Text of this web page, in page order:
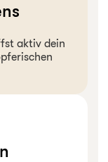
aktiv dein